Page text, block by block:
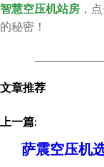
智慧空压机站房 ，
的秘密！
文章推荐
上一篇:
萨震空压机